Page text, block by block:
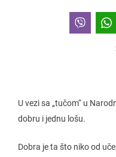
U vezi sa „tučom“ u
dobru i jednu lošu.
Dobra je ta što niko od